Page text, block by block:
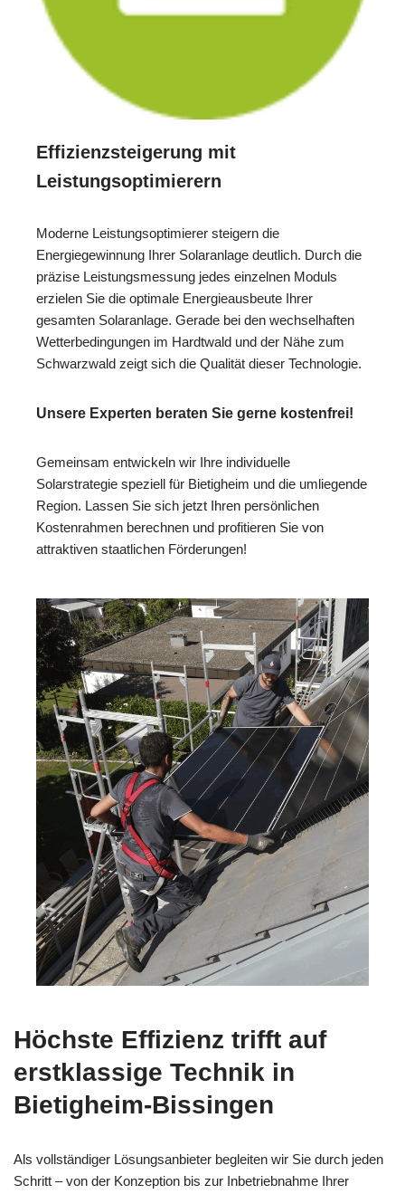
Effizienzsteigerung mit
Leistungsoptimierern
Moderne Leistungsoptimierer steigern die
Energiegewinnung Ihrer Solaranlage deutlich. Durch die
präzise Leistungsmessung jedes einzelnen Moduls
erzielen Sie die optimale Energieausbeute Ihrer
gesamten Solaranlage. Gerade bei den wechselhaften
Wetterbedingungen im Hardtwald und der Nähe zum
Schwarzwald zeigt sich die Qualität dieser Technologie.
Unsere Experten beraten Sie gerne kostenfrei!
Gemeinsam entwickeln wir Ihre individuelle
Solarstrategie speziell für Bietigheim und die umliegende
Region. Lassen Sie sich jetzt Ihren persönlichen
Kostenrahmen berechnen und profitieren Sie von
attraktiven staatlichen Förderungen!
Höchste Effizienz trifft auf
erstklassige Technik in
Bietigheim-Bissingen
Als vollständiger Lösungsanbieter begleiten wir Sie durch jeden
Schritt – von der Konzeption bis zur Inbetriebnahme Ihrer